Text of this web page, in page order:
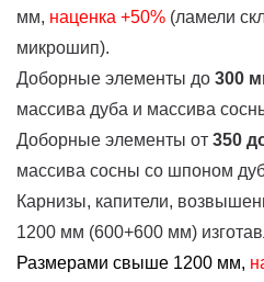
мм, наценка +50% (ламели
микрошип).
Доборные элементы до 300
массива дуба и массива
Доборные элементы от 350
массива сосны со шпоном
Карнизы, капители,
1200 мм (600+600 мм)
Размерами свыше 1200 мм,